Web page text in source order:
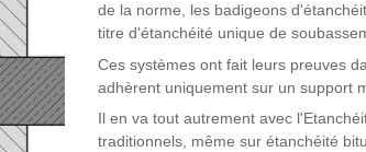
de la norme, les badigeons
titre d'étanchéité unique de
Ces systèmes ont fait leurs preuves
adhèrent uniquement sur un support
Il en va tout autrement avec
traditionnels, même sur étanchéité